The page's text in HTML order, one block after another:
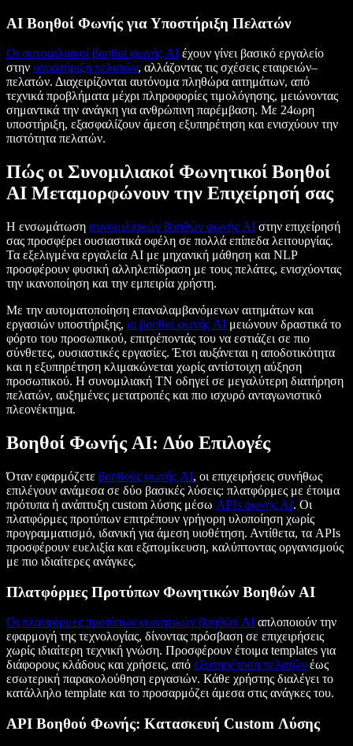
AI Βοηθοί Φωνής για Υποστήριξη Πελατών
Οι συνομιλιακοί βοηθοί φωνής AI έχουν γίνει βασικό εργαλείο
στην υποστήριξη πελατών, αλλάζοντας τις σχέσεις εταιρειών–
πελατών. Διαχειρίζονται αυτόνομα πληθώρα αιτημάτων, από
τεχνικά προβλήματα μέχρι πληροφορίες τιμολόγησης, μειώνοντας
σημαντικά την ανάγκη για ανθρώπινη παρέμβαση. Με 24ωρη
υποστήριξη, εξασφαλίζουν άμεση εξυπηρέτηση και ενισχύουν την
πιστότητα πελατών.
Πώς οι Συνομιλιακοί Φωνητικοί Βοηθοί
AI Μεταμορφώνουν την Επιχείρησή σας
Η ενσωμάτωση συνομιλιακών βοηθών φωνής AI στην επιχείρησή
σας προσφέρει ουσιαστικά οφέλη σε πολλά επίπεδα λειτουργίας.
Τα εξελιγμένα εργαλεία AI με μηχανική μάθηση και NLP
προσφέρουν φυσική αλληλεπίδραση με τους πελάτες, ενισχύοντας
την ικανοποίηση και την εμπειρία χρήστη.
Με την αυτοματοποίηση επαναλαμβανόμενων αιτημάτων και
εργασιών υποστήριξης, οι βοηθοί φωνής AI μειώνουν δραστικά το
φόρτο του προσωπικού, επιτρέποντάς του να εστιάζει σε πιο
σύνθετες, ουσιαστικές εργασίες. Έτσι αυξάνεται η αποδοτικότητα
και η εξυπηρέτηση κλιμακώνεται χωρίς αντίστοιχη αύξηση
προσωπικού. Η συνομιλιακή ΤΝ οδηγεί σε μεγαλύτερη διατήρηση
πελατών, αυξημένες μετατροπές και πιο ισχυρό ανταγωνιστικό
πλεονέκτημα.
Βοηθοί Φωνής AI: Δύο Επιλογές
Όταν εφαρμόζετε βοηθούς φωνής AI, οι επιχειρήσεις συνήθως
επιλέγουν ανάμεσα σε δύο βασικές λύσεις: πλατφόρμες με έτοιμα
πρότυπα ή ανάπτυξη custom λύσης μέσω APIs φωνής AI. Οι
πλατφόρμες προτύπων επιτρέπουν γρήγορη υλοποίηση χωρίς
προγραμματισμό, ιδανική για άμεση υιοθέτηση. Αντίθετα, τα APIs
προσφέρουν ευελιξία και εξατομίκευση, καλύπτοντας οργανισμούς
με πιο ιδιαίτερες ανάγκες.
Πλατφόρμες Προτύπων Φωνητικών Βοηθών AI
Οι πλατφόρμες προτύπων φωνητικών βοηθών AI απλοποιούν την
εφαρμογή της τεχνολογίας, δίνοντας πρόσβαση σε επιχειρήσεις
χωρίς ιδιαίτερη τεχνική γνώση. Προσφέρουν έτοιμα templates για
διάφορους κλάδους και χρήσεις, από εξυπηρέτηση πελατών έως
εσωτερική παρακολούθηση εργασιών. Κάθε χρήστης διαλέγει το
κατάλληλο template και το προσαρμόζει άμεσα στις ανάγκες του.
API Βοηθού Φωνής: Κατασκευή Custom Λύσης